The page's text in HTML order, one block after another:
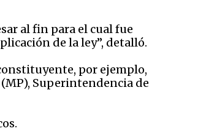
al fin para el cual fue
de la ley”, detalló.
por ejemplo,
Superintendencia de